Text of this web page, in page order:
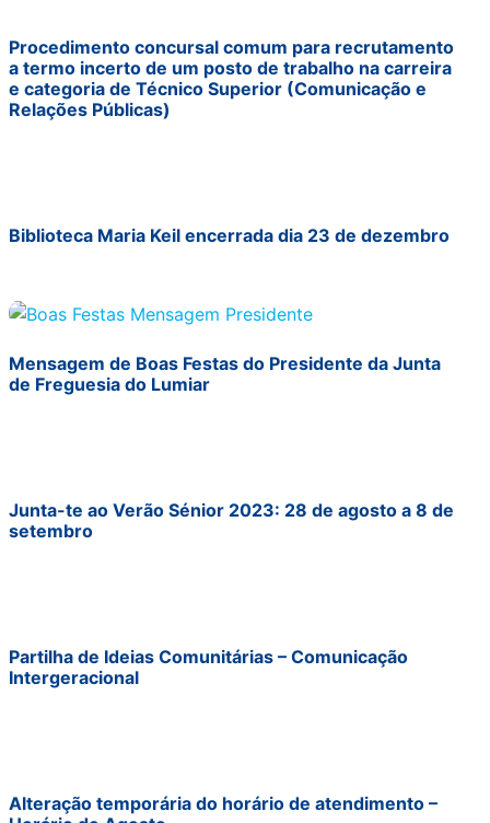
Procedimento concursal comum para recrutamento
a termo incerto de um posto de trabalho na carreira
e categoria de Técnico Superior (Comunicação e
Relações Públicas)
Biblioteca Maria Keil encerrada dia 23 de dezembro
Mensagem de Boas Festas do Presidente da Junta
de Freguesia do Lumiar
Junta-te ao Verão Sénior 2023: 28 de agosto a 8 de
setembro
Partilha de Ideias Comunitárias – Comunicação
Intergeracional
Alteração temporária do horário de atendimento –